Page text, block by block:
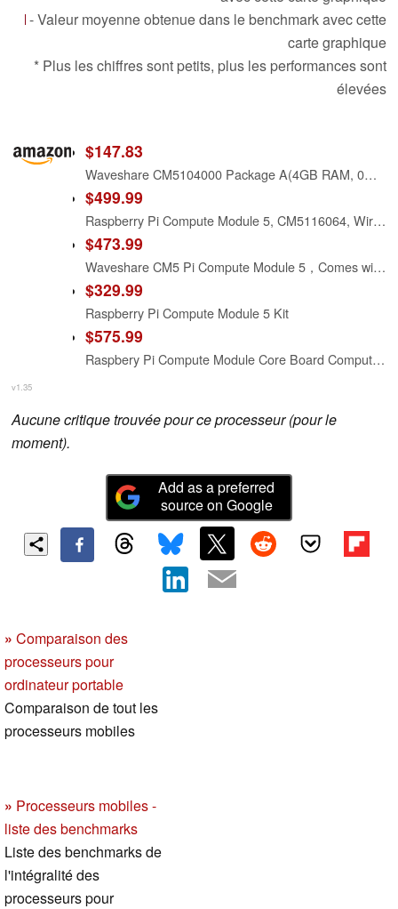
- Valeur moyenne obtenue dans le benchmark avec cette
carte graphique
* Plus les chiffres sont petits, plus les performances sont
élevées
$147.83
Waveshare CM5104000 Package A(4GB RAM, 0GB EMMC Flash, with Wire-Less), RPi CM5 Compute Module 5, Delivers The Power of Raspberry Pi 5 in A Compact Form Factor
$499.99
Raspberry Pi Compute Module 5, CM5116064, Wireless, 16GB RAM, 64GB eMMC, Quad-Core Arm Cortex-A76, Dual 4Kp60 HDMI, Gigabit Ethernet, Wi-Fi and Bluetooth
$473.99
Waveshare CM5 Pi Compute Module 5，Comes with an Official Raspberry Pi CM5116016 (with Wireless, 16GB RAM, 16GB eMMC Flash), an Antenna Kit and a HEATSINK. (3 Items)
$329.99
Raspberry Pi Compute Module 5 Kit
$575.99
Raspbery Pi Compute Module Core Board Compute Module 5, with Wireless / 16GB RAM / 64GB eMMC Flash (CM5116064)
v1.35
Aucune critique trouvée pour ce processeur (pour le
moment).
Add as a preferred
source on Google
» Comparaison des
processeurs pour
ordinateur portable
Comparaison de tout les
processeurs mobiles
» Processeurs mobiles -
liste des benchmarks
Liste des benchmarks de
l'intégralité des
processeurs pour